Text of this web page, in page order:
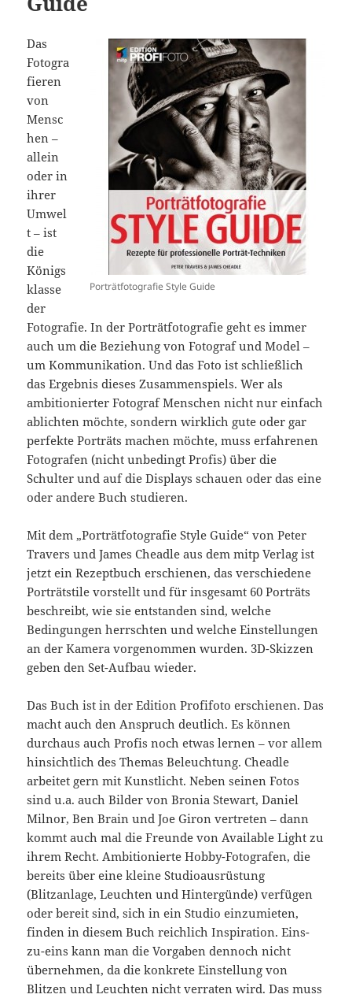
Porträtfotografie Style Guide
Das
Fotogra
fieren
von
Mensc
hen –
allein
oder in
ihrer
Umwel
t – ist
die
Königs
klasse
der
Fotografie. In der Porträtfotografie geht es immer
auch um die Beziehung von Fotograf und Model –
um Kommunikation. Und das Foto ist schließlich
das Ergebnis dieses Zusammenspiels. Wer als
ambitionierter Fotograf Menschen nicht nur einfach
ablichten möchte, sondern wirklich gute oder gar
perfekte Porträts machen möchte, muss erfahrenen
Fotografen (nicht unbedingt Profis) über die
Schulter und auf die Displays schauen oder das eine
oder andere Buch studieren.
Mit dem „Porträtfotografie Style Guide“ von Peter
Travers und James Cheadle aus dem mitp Verlag ist
jetzt ein Rezeptbuch erschienen, das verschiedene
Porträtstile vorstellt und für insgesamt 60 Porträts
beschreibt, wie sie entstanden sind, welche
Bedingungen herrschten und welche Einstellungen
an der Kamera vorgenommen wurden. 3D-Skizzen
geben den Set-Aufbau wieder.
Das Buch ist in der Edition Profifoto erschienen. Das
macht auch den Anspruch deutlich. Es können
durchaus auch Profis noch etwas lernen – vor allem
hinsichtlich des Themas Beleuchtung. Cheadle
arbeitet gern mit Kunstlicht. Neben seinen Fotos
sind u.a. auch Bilder von Bronia Stewart, Daniel
Milnor, Ben Brain und Joe Giron vertreten – dann
kommt auch mal die Freunde von Available Light zu
ihrem Recht. Ambitionierte Hobby-Fotografen, die
bereits über eine kleine Studioausrüstung
(Blitzanlage, Leuchten und Hintergünde) verfügen
oder bereit sind, sich in ein Studio einzumieten,
finden in diesem Buch reichlich Inspiration. Eins-
zu-eins kann man die Vorgaben dennoch nicht
übernehmen, da die konkrete Einstellung von
Blitzen und Leuchten nicht verraten wird. Das muss